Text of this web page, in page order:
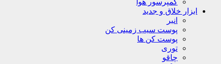
کمپرسور هوا
ابزار خلاق و جدید
انبر
پوست سیب زمینی کن
پوست کن ها
توری
چاقو